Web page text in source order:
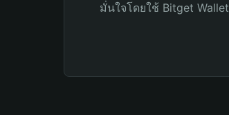
มั่นใจโดยใช้ Bitget Wallet